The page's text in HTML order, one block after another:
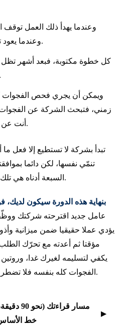
وعندما يهدأ ذلك العمل توقف
وعندما يعود تشغّله من جديد.
كل خطوة مكتوبة، فبعد أشهر
ماذا، وكم كلّف.
ويمكن أن يجري فحص
زمني، فتبحث الشركة عن
أنت عن أن تكون منبّهها.
تبدأ بشركة لا تستطيع إلا فعل
تنمّي نفسها، لكن دائما
السبعة أدناه هي تلك الرحلة، خطوة خطوة.
بنهاية هذه الدورة سيكون
عامل جديد اقترحته شركتك
يؤدي عملا حقيقيا ضمن ميزانية
مؤقتا ثم أعدته مع تحرّك
يكفي لتسليمه لغيرك غدا،
الفجوات كله بنفسه فلا تضطر أبدا إلى تذكّر أن تنظر.
مسار
خط الأساس